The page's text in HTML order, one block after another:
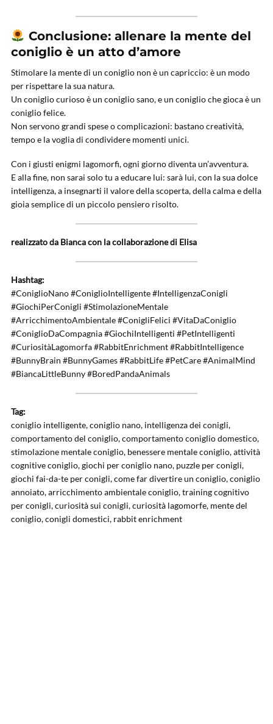
Conclusione: allenare la mente del
coniglio è un atto d’amore
Stimolare la mente di un coniglio non è un capriccio: è un modo
per rispettare la sua natura.
Un coniglio curioso è un coniglio sano, e un coniglio che gioca è un
coniglio felice.
Non servono grandi spese o complicazioni: bastano creatività,
tempo e la voglia di condividere momenti unici.
Con i giusti enigmi lagomorfi, ogni giorno diventa un’avventura.
E alla fine, non sarai solo tu a educare lui: sarà lui, con la sua dolce
intelligenza, a insegnarti il valore della scoperta, della calma e della
gioia semplice di un piccolo pensiero risolto.
realizzato da Bianca con la collaborazione di Elisa
Hashtag:
#ConiglioNano #ConiglioIntelligente #IntelligenzaConigli
#GiochiPerConigli #StimolazioneMentale
#ArricchimentoAmbientale #ConigliFelici #VitaDaConiglio
#ConiglioDaCompagnia #GiochiIntelligenti #PetIntelligenti
#CuriositàLagomorfa #RabbitEnrichment #RabbitIntelligence
#BunnyBrain #BunnyGames #RabbitLife #PetCare #AnimalMind
#BiancaLittleBunny #BoredPandaAnimals
Tag:
coniglio intelligente, coniglio nano, intelligenza dei conigli,
comportamento del coniglio, comportamento coniglio domestico,
stimolazione mentale coniglio, benessere mentale coniglio, attività
cognitive coniglio, giochi per coniglio nano, puzzle per conigli,
giochi fai-da-te per conigli, come far divertire un coniglio, coniglio
annoiato, arricchimento ambientale coniglio, training cognitivo
per conigli, curiosità sui conigli, curiosità lagomorfe, mente del
coniglio, conigli domestici, rabbit enrichment